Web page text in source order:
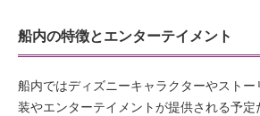
船内の特徴とエンターテイメント
船内ではディズニーキャラクターやスト
装やエンターテイメントが提供される予定